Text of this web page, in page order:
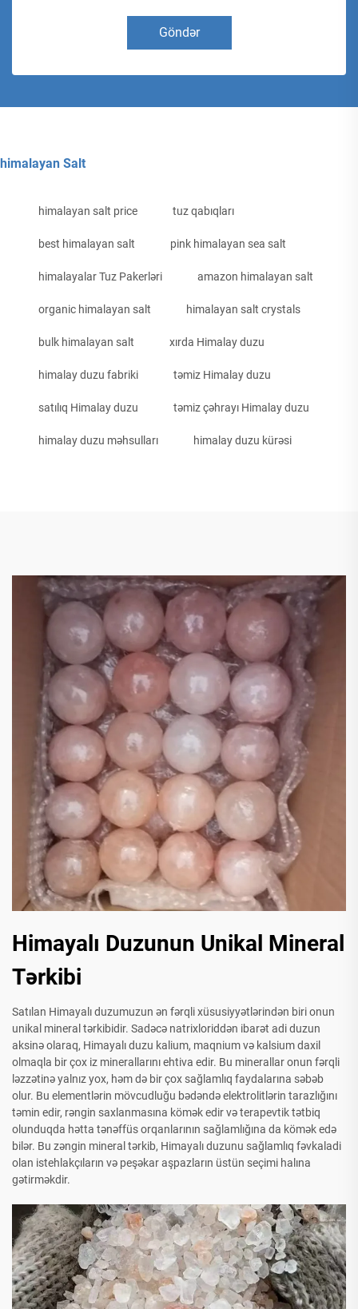
Göndər
himalayan Salt
himalayan salt price tuz qabıqları
best himalayan salt pink himalayan sea salt
himalayalar Tuz Pakerləri amazon himalayan salt
organic himalayan salt himalayan salt crystals
bulk himalayan salt xırda Himalay duzu
himalay duzu fabriki təmiz Himalay duzu
satılıq Himalay duzu təmiz çəhrayı Himalay duzu
himalay duzu məhsulları himalay duzu kürəsi
Himayalı Duzunun Unikal Mineral
Tərkibi
Satılan Himayalı duzumuzun ən fərqli xüsusiyyətlərindən biri onun
unikal mineral tərkibidir. Sadəcə natrixloriddən ibarət adi duzun
aksinə olaraq, Himayalı duzu kalium, maqnium və kalsium daxil
olmaqla bir çox iz minerallarını ehtiva edir. Bu minerallar onun fərqli
ləzzətinə yalnız yox, həm də bir çox sağlamlıq faydalarına səbəb
olur. Bu elementlərin mövcudluğu bədəndə elektrolitlərin tarazlığını
təmin edir, rəngin saxlanmasına kömək edir və terapevtik tətbiq
olunduqda hətta tənəffüs orqanlarının sağlamlığına da kömək edə
bilər. Bu zəngin mineral tərkib, Himayalı duzunu sağlamlıq fəvkaladi
olan istehlakçıların və peşəkar aşpazların üstün seçimi halına
gətirməkdir.